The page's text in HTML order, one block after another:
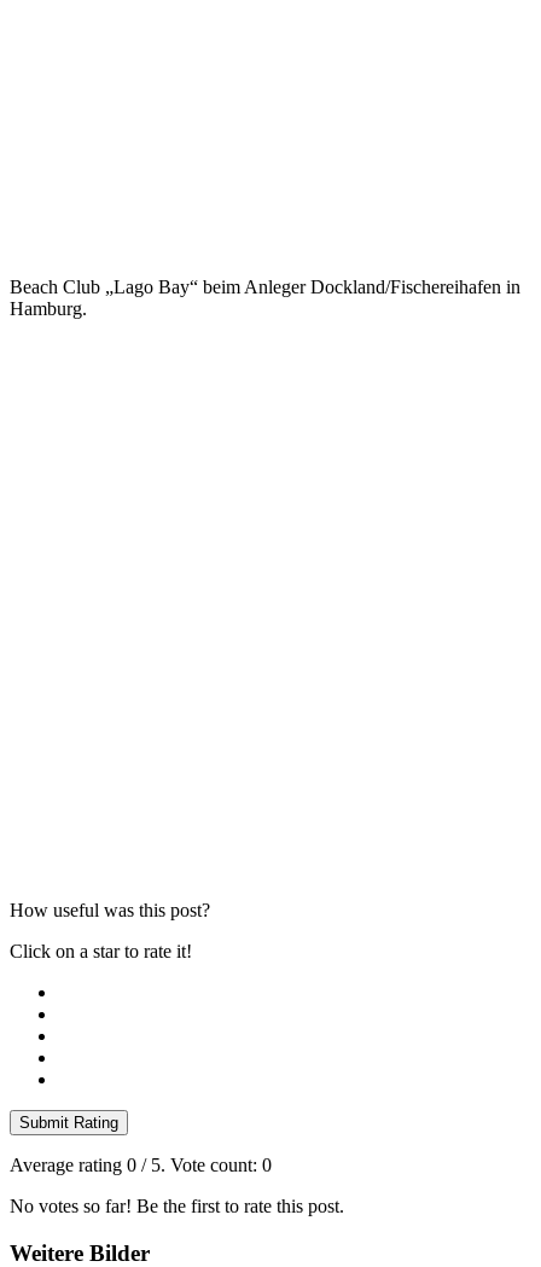
Beach Club „Lago Bay“ beim Anleger Dockland/Fischereihafen in
Hamburg.
How useful was this post?
Click on a star to rate it!
Submit Rating
Average rating 0 / 5. Vote count: 0
No votes so far! Be the first to rate this post.
Weitere Bilder